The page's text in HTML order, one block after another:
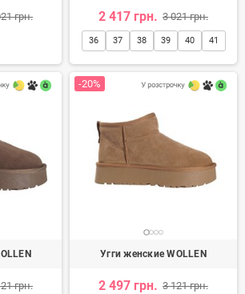
грн. 2 417 грн. 3 021 грн.
36 37 38 39 40 41
грн.
-20%
Угги женские WOLLEN
2 497 грн. 3 121 грн.